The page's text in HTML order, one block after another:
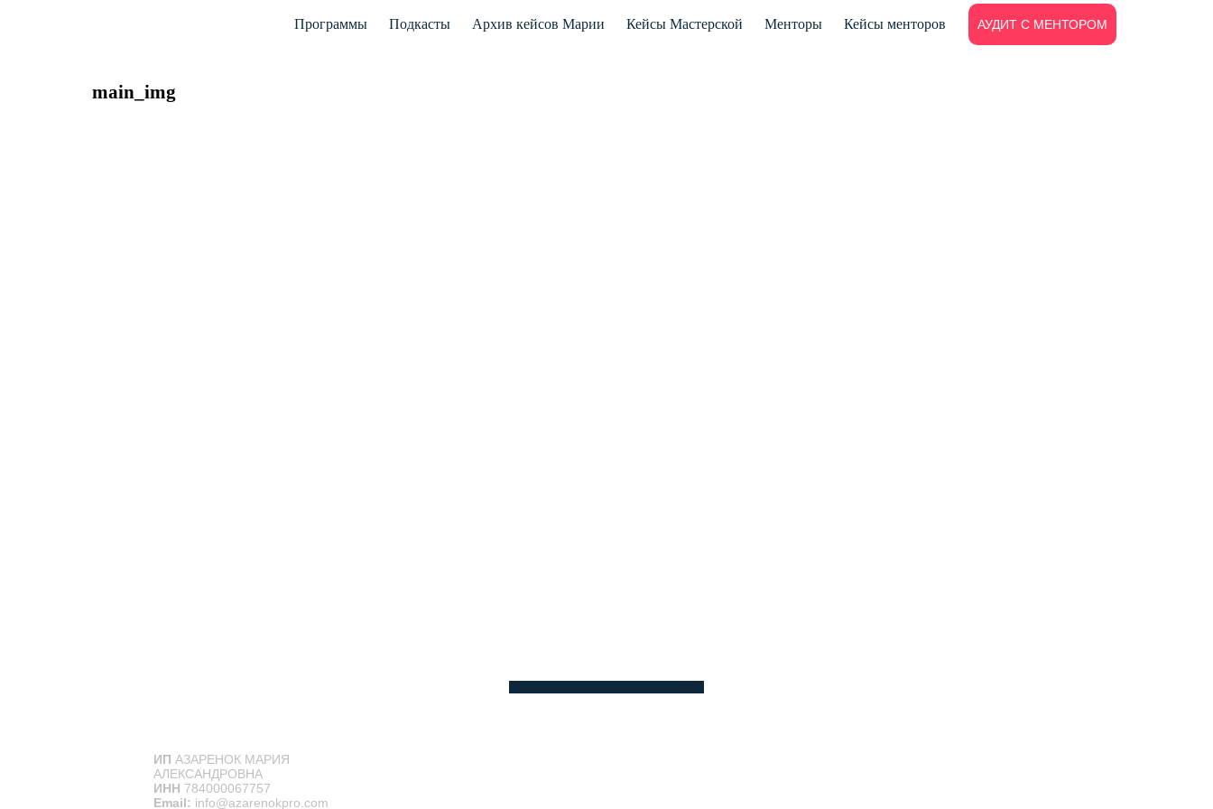
Программы Подкасты Архив кейсов Марии Кейсы Мастерской Менторы Кейсы менторов АУДИТ С МЕНТОРОМ
main_img
ИП АЗАРЕНОК МАРИЯ
АЛЕКСАНДРОВНА
ИНН 784000067757
Email: info@azarenokpro.com